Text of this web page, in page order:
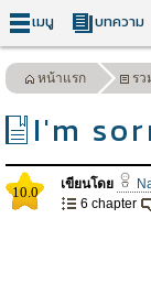
เมนู บทความ
หน้าแรก ร
I'm
10.0 เขียนโดย
6 chapter